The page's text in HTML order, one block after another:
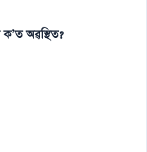
অৱস্থিত?